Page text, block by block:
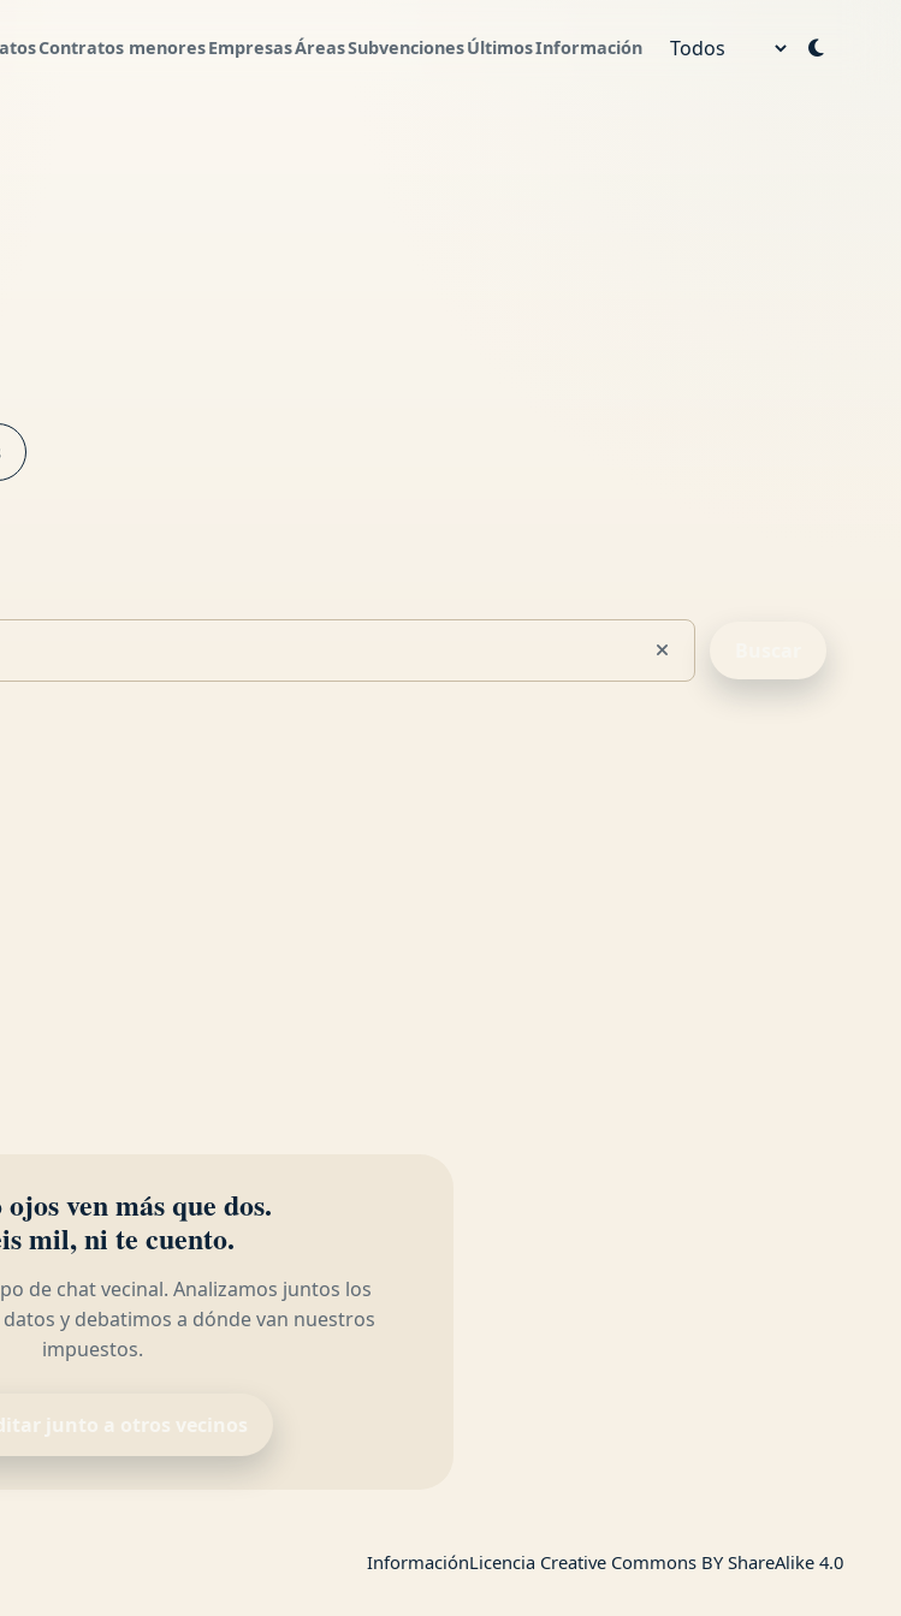
Contratos menoresEmpresasÁreasSubvencionesÚltimosInformación Año
ven más que dos.
mil, ni te cuento.
de chat vecinal. Analizamos juntos los
y debatimos a dónde van nuestros
impuestos.
junto a otros vecinos
InformaciónLicencia Creative Commons BY ShareAlike 4.0